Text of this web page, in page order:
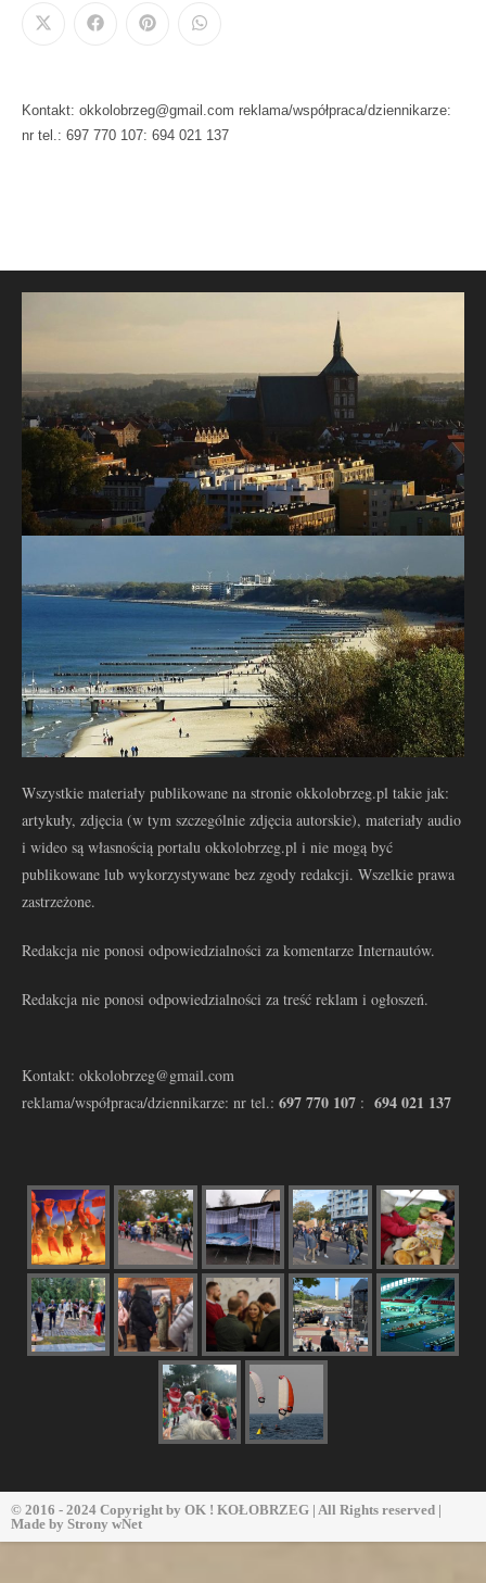
Kontakt: okkolobrzeg@gmail.com reklama/współpraca/dziennikarze:
nr tel.: 697 770 107: 694 021 137
Wszystkie materiały publikowane na stronie okkolobrzeg.pl takie jak:
artykuły, zdjęcia (w tym szczególnie zdjęcia autorskie), materiały audio
i wideo są własnością portalu okkolobrzeg.pl i nie mogą być
publikowane lub wykorzystywane bez zgody redakcji. Wszelkie prawa
zastrzeżone.
Redakcja nie ponosi odpowiedzialności za komentarze Internautów.
Redakcja nie ponosi odpowiedzialności za treść reklam i ogłoszeń.
Kontakt: okkolobrzeg@gmail.com
reklama/współpraca/dziennikarze: nr tel.: 697 770 107 : 694 021 137
© 2016 - 2024 Copyright by OK ! KOŁOBRZEG | All Rights reserved |
Made by Strony wNet